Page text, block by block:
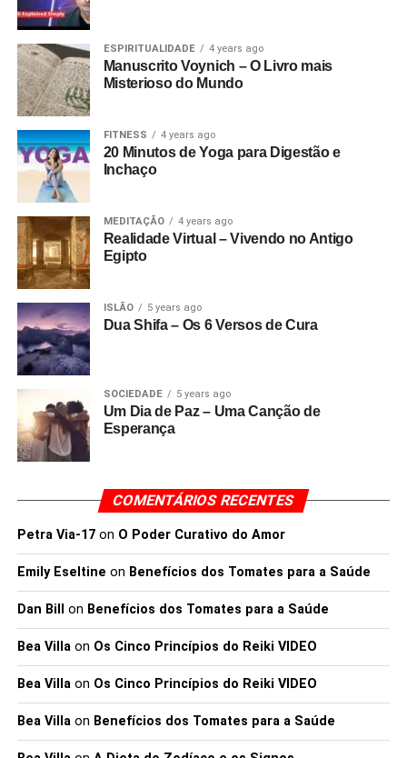
ESPIRITUALIDADE 4 years ago
Manuscrito Voynich – O Livro mais
Misterioso do Mundo
FITNESS 4 years ago
20 Minutos de Yoga para Digestão e
Inchaço
MEDITAÇÃO 4 years ago
Realidade Virtual – Vivendo no Antigo
Egipto
ISLÃO 5 years ago
Dua Shifa – Os 6 Versos de Cura
SOCIEDADE 5 years ago
Um Dia de Paz – Uma Canção de
Esperança
COMENTÁRIOS RECENTES
Petra Via-17on O Poder Curativo do Amor
Emily Eseltine on Benefícios dos Tomates para a Saúde
Dan Bill on Benefícios dos Tomates para a Saúde
Bea Villaon Os Cinco Princípios do Reiki VIDEO
Bea Villaon Os Cinco Princípios do Reiki VIDEO
Bea Villaon Benefícios dos Tomates para a Saúde